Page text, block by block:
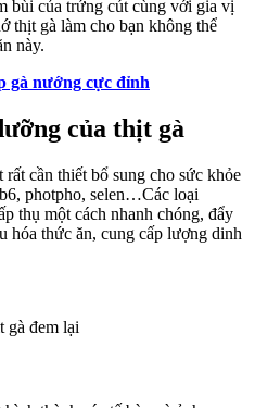
bùi của trứng cút cùng với gia vị
thịt gà làm cho bạn không thể
này.
gà nướng cực đỉnh
của thịt gà
rất cần thiết bổ sung cho sức khỏe
photpho, selen…Các loại
thụ một cách nhanh chóng, đẩy
hóa thức ăn, cung cấp lượng dinh
gà đem lại